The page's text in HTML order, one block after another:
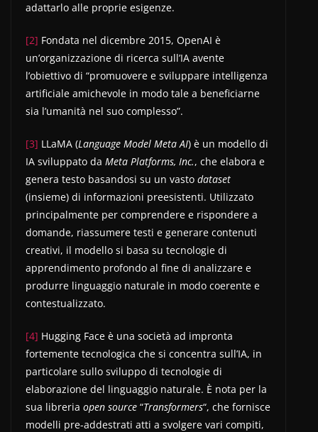
adattarlo alle proprie esigenze.
[2] Fondata nel dicembre 2015, OpenAI è
un’organizzazione di ricerca sull’IA avente
l’obiettivo di “promuovere e sviluppare intelligenza
artificiale amichevole in modo tale a beneficiarne
sia l’umanità nel suo complesso”.
[3] LLaMA (Language Model Meta AI) è un modello di
IA sviluppato da Meta Platforms, Inc., che elabora e
genera testo basandosi su un vasto dataset
(insieme) di informazioni preesistenti. Utilizzato
principalmente per comprendere e rispondere a
domande, riassumere testi e generare contenuti
creativi, il modello si basa su tecnologie di
apprendimento profondo al fine di analizzare e
produrre linguaggio naturale in modo coerente e
contestualizzato.
[4] Hugging Face è una società ad impronta
fortemente tecnologica che si concentra sull’IA, in
particolare sullo sviluppo di tecnologie di
elaborazione del linguaggio naturale. È nota per la
sua libreria open source “Transformers“, che fornisce
modelli pre-addestrati atti a svolgere vari compiti,